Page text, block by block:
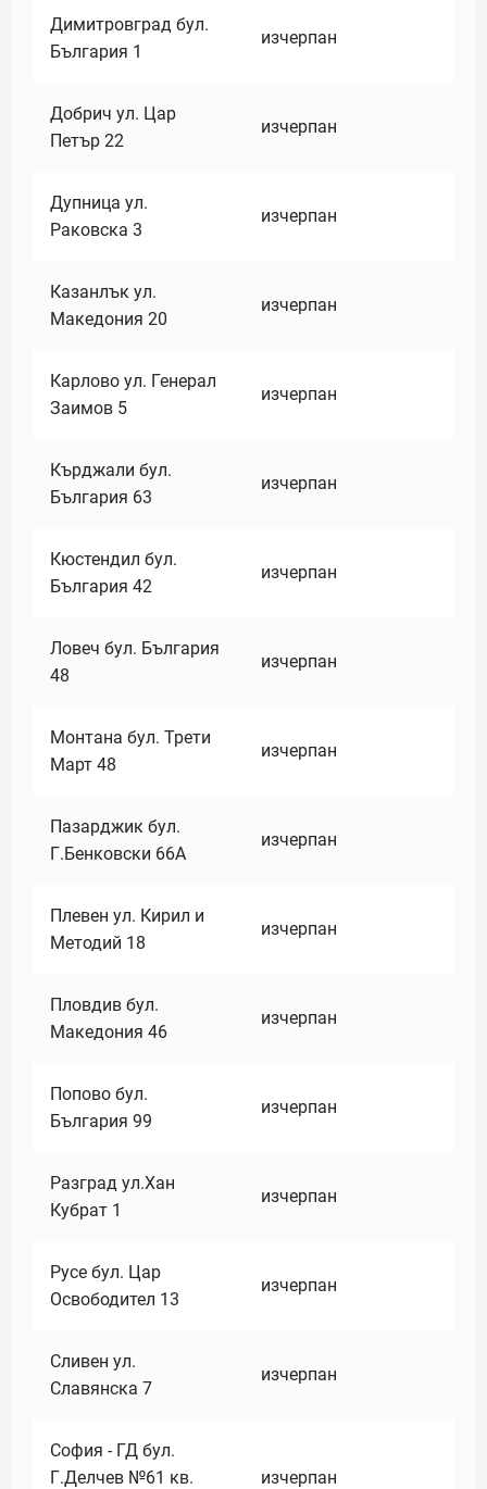
Димитровград бул.
България 1
изчерпан
Добрич ул. Цар
Петър 22
изчерпан
Дупница ул.
Раковска 3
изчерпан
Казанлък ул.
Македония 20
изчерпан
Карлово ул. Генерал
Заимов 5
изчерпан
Кърджали бул.
България 63
изчерпан
Кюстендил бул.
България 42
изчерпан
Ловеч бул. България
48
изчерпан
Монтана бул. Трети
Март 48
изчерпан
Пазарджик бул.
Г.Бенковски 66А
изчерпан
Плевен ул. Кирил и
Методий 18
изчерпан
Пловдив бул.
Македония 46
изчерпан
Попово бул.
България 99
изчерпан
Разград ул.Хан
Кубрат 1
изчерпан
Русе бул. Цар
Освободител 13
изчерпан
Сливен ул.
Славянска 7
изчерпан
София - ГД бул.
Г.Делчев №61 кв.
изчерпан